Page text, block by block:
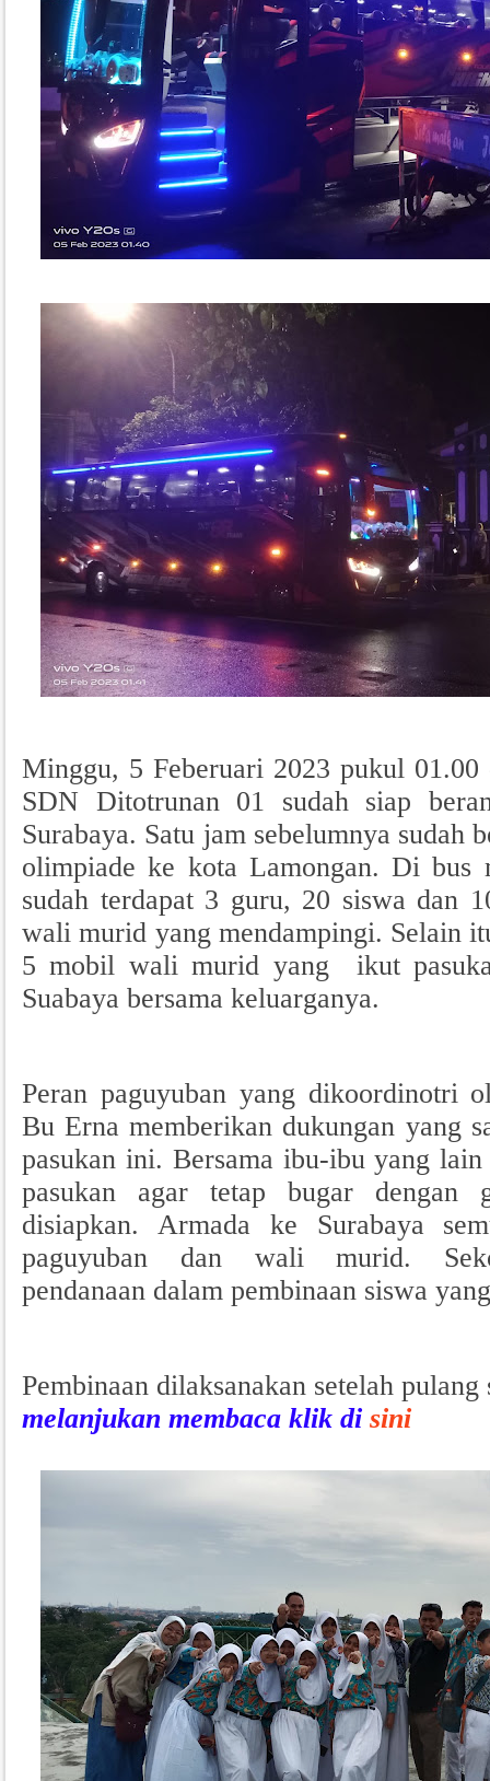
Minggu, 5 Feberuari 2023 pukul
SDN Ditotrunan 01 sudah siap
Surabaya. Satu jam sebelumnya sudah
olimpiade ke kota Lamongan. Di bus
sudah terdapat 3 guru, 20 siswa dan
wali murid yang mendampingi. Selain
5 mobil wali murid yang ikut
Suabaya bersama keluarganya.
Peran paguyuban yang dikoordinotri
Bu Erna memberikan dukungan yang
pasukan ini. Bersama ibu-ibu yang lain
pasukan agar tetap bugar dengan
disiapkan. Armada ke Surabaya
paguyuban dan wali murid.
pendanaan dalam pembinaan siswa
Pembinaan dilaksanakan setelah pulang
melanjukan membaca klik di sini